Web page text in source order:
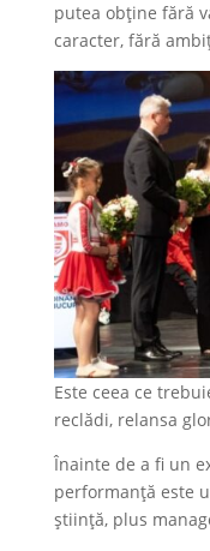
putea obține fără
caracter, fără
Este ceea ce
reclădi, relansa
Înainte de a fi un
performanță este
știință, plus